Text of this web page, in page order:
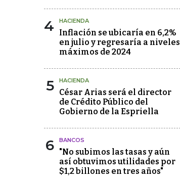
4 HACIENDA
Inflación se ubicaría en 6,2%
en julio y regresaría a niveles
máximos de 2024
5 HACIENDA
César Arias será el director
de Crédito Público del
Gobierno de la Espriella
6 BANCOS
"No subimos las tasas y aún
así obtuvimos utilidades por
$1,2 billones en tres años"